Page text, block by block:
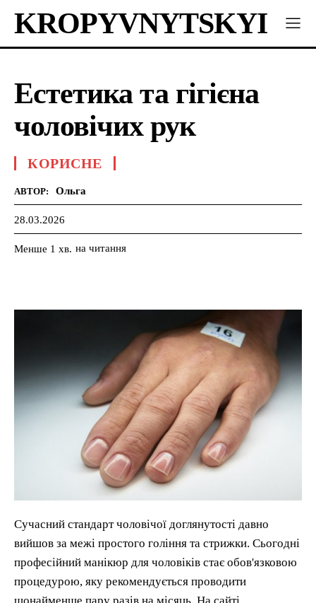
KROPYVNYTSKYI
Естетика та гігієна
чоловічих рук
КОРИСНЕ
АВТОР: Ольга
28.03.2026
Менше 1 хв. на читання
Сучасний стандарт чоловічої доглянутості давно
вийшов за межі простого гоління та стрижки. Сьогодні
професійний манікюр для чоловіків стає обов'язковою
процедурою, яку рекомендується проводити